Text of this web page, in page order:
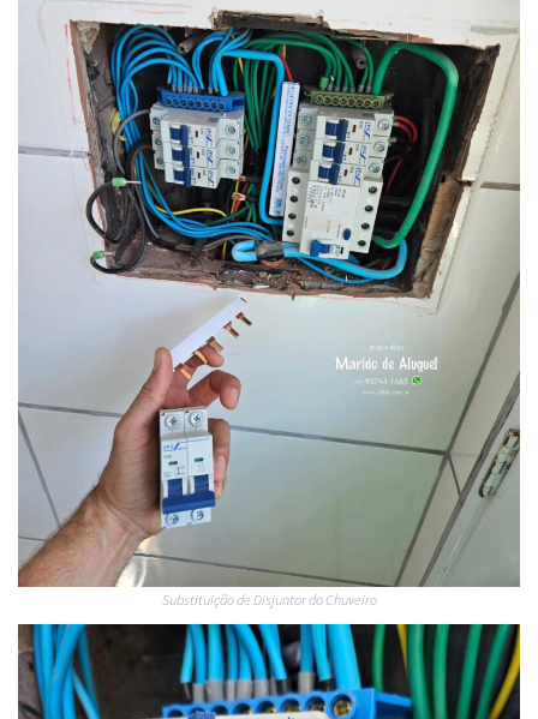
Substituição de Disjuntor do Chuveiro